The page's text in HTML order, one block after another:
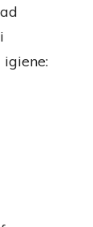
igiene: